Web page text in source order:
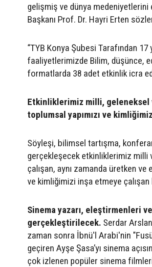
gelişmiş ve dünya
Başkanı Prof. Dr. Hayri Erten
“TYB Konya Şubesi Tarafından
faaliyetlerimizde Bilim, düşünce,
formatlarda 38 adet etkinlik icra
Etkinliklerimiz milli, geleneksel
toplumsal yapımızı ve
Söyleşi, bilimsel tartışma,
gerçekleşecek etkinliklerimiz milli
çalışan, aynı zamanda üretken
ve kimliğimizi inşa etmeye
Sinema yazarı, eleştirmenleri
gerçekleştirilecek. Serdar
zaman sonra İbnü'l Arabi'nin
geçiren Ayşe Şasa’yı sinema
çok izlenen popüler sinema